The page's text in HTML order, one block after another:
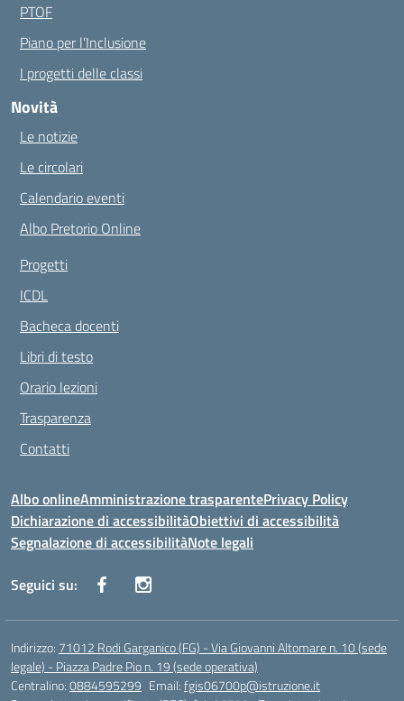
PTOF
Piano per l’Inclusione
I progetti delle classi
Novità
Le notizie
Le circolari
Calendario eventi
Albo Pretorio Online
Progetti
ICDL
Bacheca docenti
Libri di testo
Orario lezioni
Trasparenza
Contatti
Albo onlineAmministrazione trasparentePrivacy Policy
Dichiarazione di accessibilitàObiettivi di accessibilità
Segnalazione di accessibilitàNote legali
Seguici su:
Indirizzo: 71012 Rodi Garganico (FG) - Via Giovanni Altomare n. 10 (sede
legale) - Piazza Padre Pio n. 19 (sede operativa)
Centralino:0884595299 Email:fgis06700p@istruzione.it